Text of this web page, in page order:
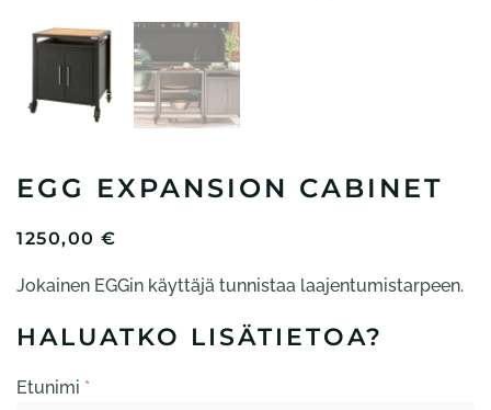
EGG EXPANSION CABINET
1250,00 €
Jokainen EGGin käyttäjä tunnistaa laajentumistarpeen.
HALUATKO LISÄTIETOA?
Etunimi *